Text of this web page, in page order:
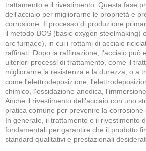
trattamento e il rivestimento. Questa fase
dell'acciaio per migliorarne le proprietà e
corrosione. Il processo di produzione
il metodo BOS (basic oxygen steelmaking)
arc furnace), in cui i rottami di acciaio
raffinati. Dopo la raffinazione, l'acciaio può
ulteriori processi di trattamento, come il
migliorarne la resistenza e la durezza, o a
come l'elettrodeposizione,
chimico, l'ossidazione anodica,
Anche il rivestimento dell'acciaio con uno
pratica comune per prevenire la
In generale, il trattamento e il rivestimento
fondamentali per garantire che il prodotto
standard qualitativi e prestazionali